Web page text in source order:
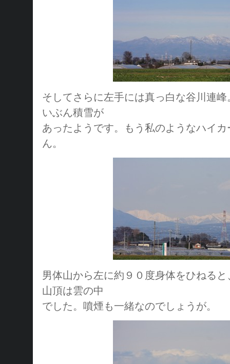
そしてさらに左手には真っ白な谷川連
いぶん積雪が
あったようです。もう私のようなハイ
ん。
男体山から左に約９０度身体をひねる
山頂は雲の中
でした。噴煙も一緒なのでしょうが。